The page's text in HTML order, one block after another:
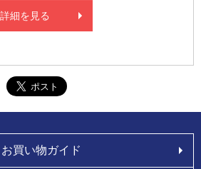
詳細を見る
お買い物ガイド